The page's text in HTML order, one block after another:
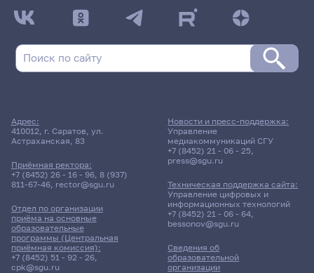
Адрес:
410012, г. Саратов, ул.
Астраханская, 83
Приёмная ректора:
+7 (8452) 26 - 16 - 96, 8 (937)
811-67-46, rector@sgu.ru
Отдел по организации
приёма на основные
образовательные
программы (Центральная
приёмная комиссия):
+7 (8452) 51 - 92 - 26,
cpk@sgu.ru
Сведения об
образовательной
организации
Новости и пресс-поддержка:
Управление
медиакоммуникаций СГУ
+7 (8452) 21 - 06 - 25,
press@sgu.ru
Техническая поддержка сайта:
Управление цифровых и
информационных технологий
+7 (8452) 21 - 06 - 64,
bessonov@sgu.ru